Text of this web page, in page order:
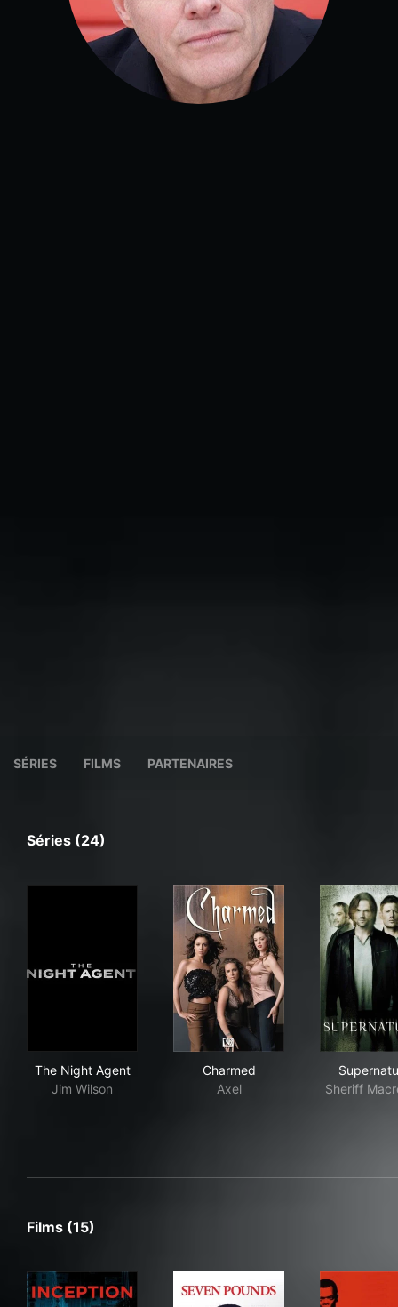
SÉRIES FILMS PARTENAIRES
Séries (24)
The Night Agent
Jim Wilson
Charmed
Axel
Sheriff
Films (15)